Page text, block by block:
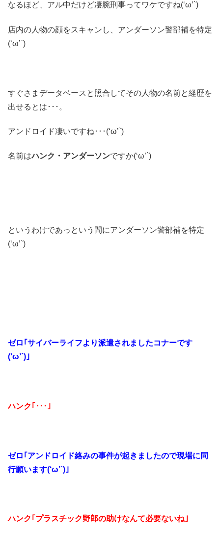
なるほど、アル中だけど凄腕刑事ってワケですね(‘ω’`)
店内の人物の顔をスキャンし、アンダーソン警部補を特定
(‘ω’`)
すぐさまデータベースと照合してその人物の名前と経歴を
出せるとは･･･。
アンドロイド凄いですね･･･(‘ω’`)
名前はハンク・アンダーソンですか(‘ω’`)
というわけであっという間にアンダーソン警部補を特定
(‘ω’`)
ゼロ｢サイバーライフより派遣されましたコナーです
(‘ω’`)｣
ハンク｢･･･｣
ゼロ｢アンドロイド絡みの事件が起きましたので現場に同
行願います(‘ω’`)｣
ハンク｢プラスチック野郎の助けなんて必要ないね｣